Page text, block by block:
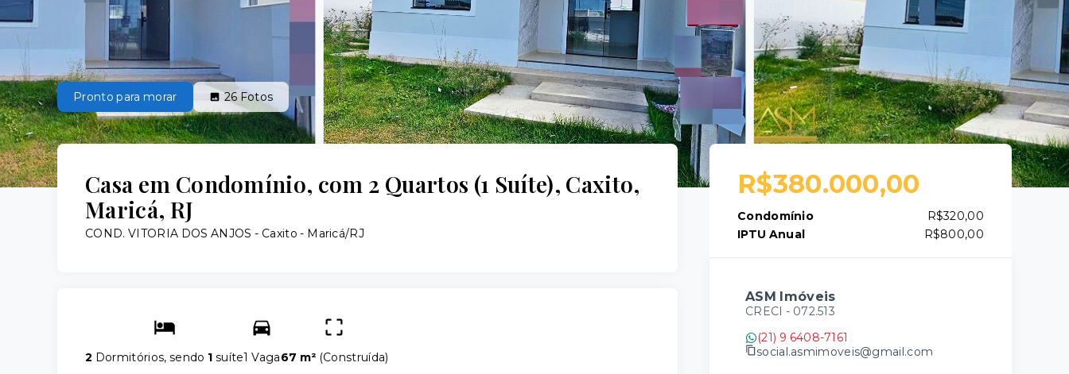
Pronto para morar 26Fotos
Casa em Condomínio, com 2 Quartos (1 Suíte), Caxito,
Maricá, RJ
COND. VITORIA DOS ANJOS - Caxito - Maricá/RJ
2 Dormitórios, sendo 1 suíte1 Vaga67 m² (Construída)
R$380.000,00
Condomínio
R$320,00
IPTU Anual
R$800,00
ASM Imóveis
CRECI - 072.513
(21) 9 6408-7161
social.asmimoveis@gmail.com